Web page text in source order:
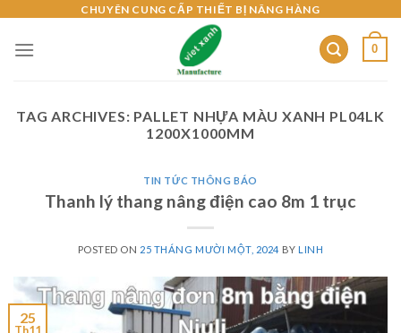
content
CHUYÊN CUNG CẤP THIẾT BỊ NÂNG HÀNG
0
TAG ARCHIVES: PALLET NHỰA MÀU XANH PL04LK
1200X1000MM
TIN TỨC THÔNG BÁO
Thanh lý thang nâng điện cao 8m 1 trục
POSTED ON 25 THÁNG MƯỜI MỘT, 2024 BYLINH
25